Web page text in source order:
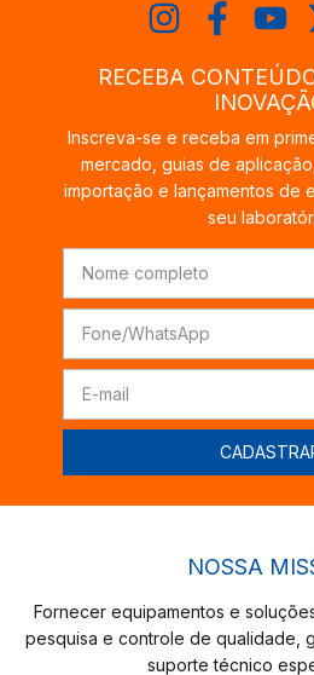
RECEBA
Inscreva-se e receba em
mercado, guias de
importação e lançamentos de
seu
NOSSA
Fornecer equipamentos e
pesquisa e controle de qualidade,
suporte técnico